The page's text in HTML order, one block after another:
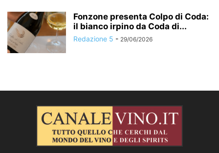
Fonzone presenta Colpo di Coda:
il bianco irpino da Coda di...
Redazione 5 - 29/06/2026